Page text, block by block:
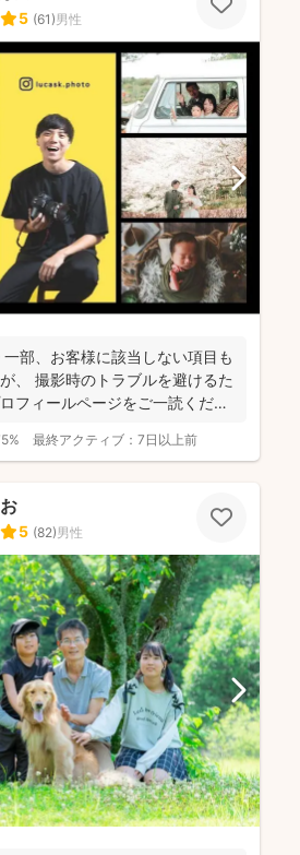
5 (61)男性
部、お客様に該当しない項目も
、 撮影時のトラブルを避けるた
フィールページをご一読くださ
最終アクティブ： 7日以上前
5 (82)男性